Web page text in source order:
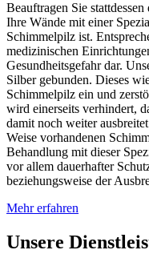
Beauftragen Sie
Ihre Wände mit einer
Schimmelpilz ist.
medizinischen
Gesundheitsgefahr dar.
Silber gebunden. Dieses
Schimmelpilz ein und
wird einerseits verhindert,
damit noch weiter
Weise vorhandenen
Behandlung mit dieser
vor allem dauerhafter
beziehungsweise der
Mehr erfahren
Unsere